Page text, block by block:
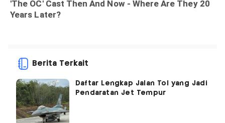
Berita Terkait
Daftar Lengkap Jalan Tol yang Jadi
Pendaratan Jet Tempur